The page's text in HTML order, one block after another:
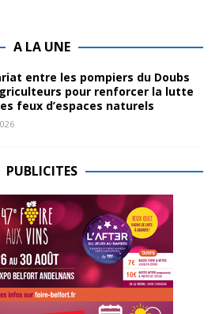
A LA UNE
entre les pompiers du Doubs
pour renforcer la lutte
feux d’espaces naturels
PUBLICITES